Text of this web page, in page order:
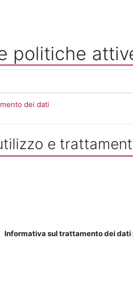
politiche
dei dati
e
Informativa sul trattamento dei dati